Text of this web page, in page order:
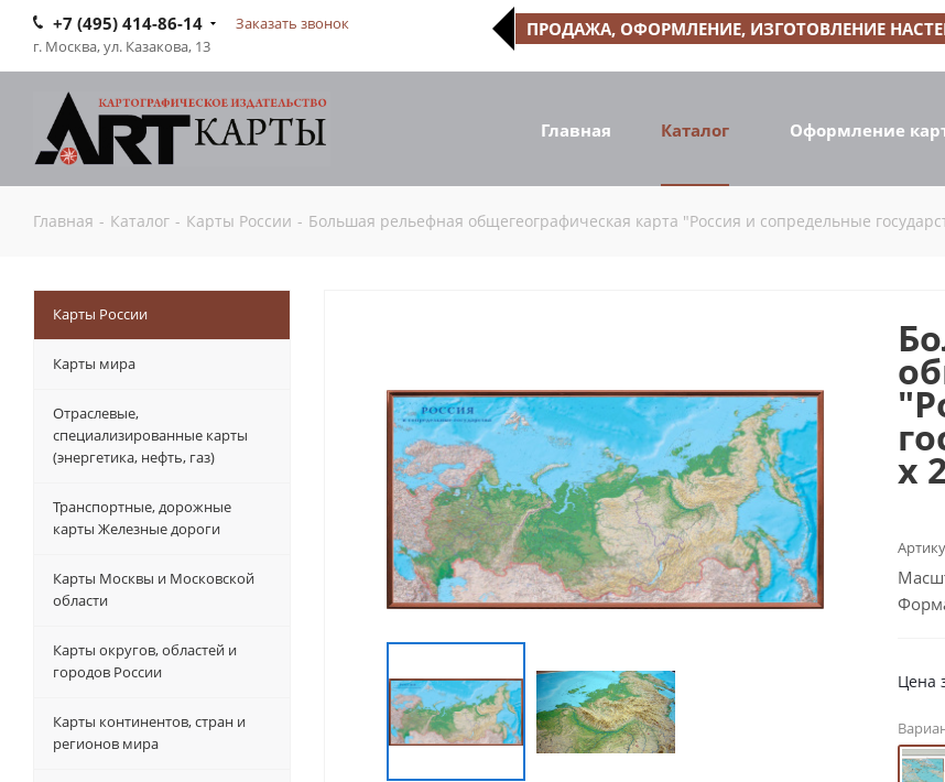
+7 (495) 414-86-14
Заказать звонок
г. Москва, ул. Казакова, 13
ПРОДАЖА, ОФОРМЛЕНИЕ, ИЗГОТОВЛЕНИЕ
Главная Каталог Оформление
Главная - Каталог - Карты России - Большая рельефная общегеографическая карта "Россия и сопредельные
х
Цена
Карты России
Карты мира
Отраслевые,
специализированные карты
(энергетика, нефть, газ)
Транспортные, дорожные
карты Железные дороги
Карты Москвы и Московской
области
Карты округов, областей и
городов России
Карты континентов, стран и
регионов мира